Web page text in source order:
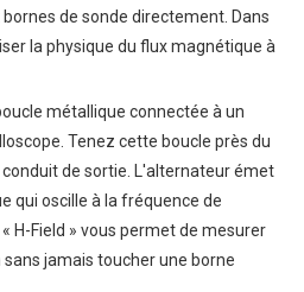
de sonde directement. Dans
la physique du flux magnétique à
métallique connectée à un
Tenez cette boucle près du
de sortie. L'alternateur émet
qui oscille à la fréquence de
H-Field » vous permet de mesurer
jamais toucher une borne